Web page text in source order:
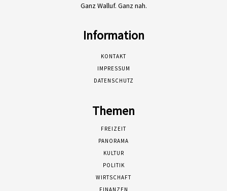
Ganz Walluf. Ganz nah.
Information
KONTAKT
IMPRESSUM
DATENSCHUTZ
Themen
FREIZEIT
PANORAMA
KULTUR
POLITIK
WIRTSCHAFT
FINANZEN